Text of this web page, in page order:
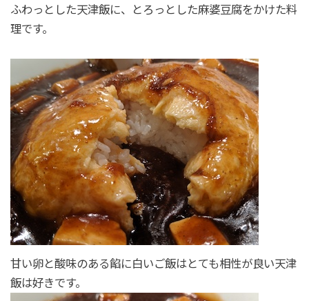
ふわっとした天津飯に、とろっとした麻婆豆腐をかけた料
理です。
甘い卵と酸味のある餡に白いご飯はとても相性が良い天津
飯は好きです。